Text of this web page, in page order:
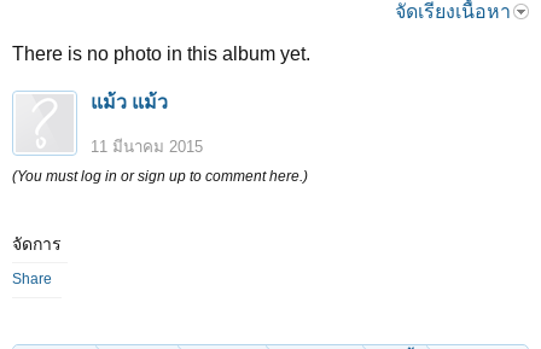
จัดเรียงเนื้อหา
There is no photo in this album yet.
แม้ว แม้ว
11 มีนาคม 2015
(You must log in or sign up to comment here.)
จัดการ
Share